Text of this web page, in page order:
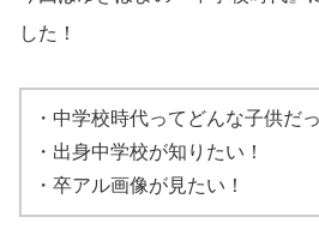
した！
・中学校時代ってどんな子供だ
・出身中学校が知りたい！
・卒アル画像が見たい！